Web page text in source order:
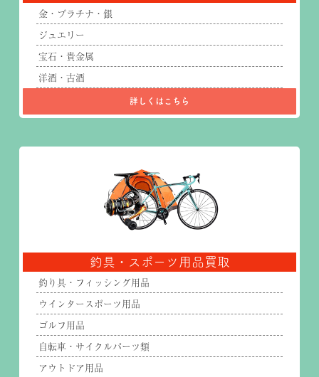
金・プラチナ・銀
ジュエリー
宝石・貴金属
洋酒・古酒
詳しくはこちら
釣具・スポーツ用品買取
釣り具・フィッシング用品
ウインタースポーツ用品
ゴルフ用品
自転車・サイクルパーツ類
アウトドア用品